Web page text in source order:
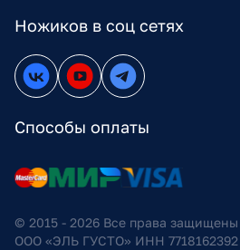
Ножиков в соц сетях
Способы оплаты
© 2015 - 2026 Все права защищены
ООО «ЭЛЬ ГУСТО» ИНН 7718162392